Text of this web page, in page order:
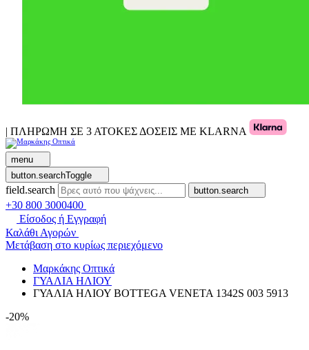
| ΠΛΗΡΩΜΗ ΣΕ 3 ΑΤΟΚΕΣ ΔΟΣΕΙΣ ΜΕ KLARNA
menu
button.searchToggle
field.search button.search
+30 800 3000400
Είσοδος ή Εγγραφή
Καλάθι Αγορών
Μετάβαση στο κυρίως περιεχόμενο
Μαρκάκης Οπτικά
ΓΥΑΛΙΑ ΗΛΙΟΥ
ΓΥΑΛΙΑ ΗΛΙΟΥ BOTTEGA VENETA 1342S 003 5913
-20%